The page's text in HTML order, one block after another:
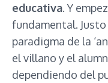
educativa. Y
fundamental.
paradigma de la
el villano y el
dependiendo del